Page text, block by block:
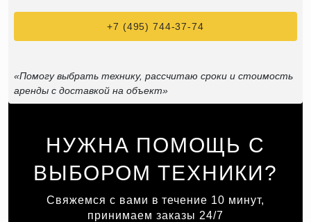
НУЖНА ПОМОЩЬ С
ВЫБОРОМ ТЕХНИКИ?
Свяжемся с вами в течение 10 минут,
принимаем заказы 24/7
+7 (495) 744-37-74
«Помогу выбрать технику, рассчитаю сроки и стоимость
аренды с доставкой на объект»